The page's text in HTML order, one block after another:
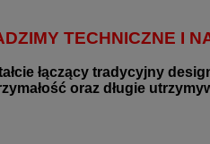
TECHNICZNE I
łączący tradycyjny
oraz długie